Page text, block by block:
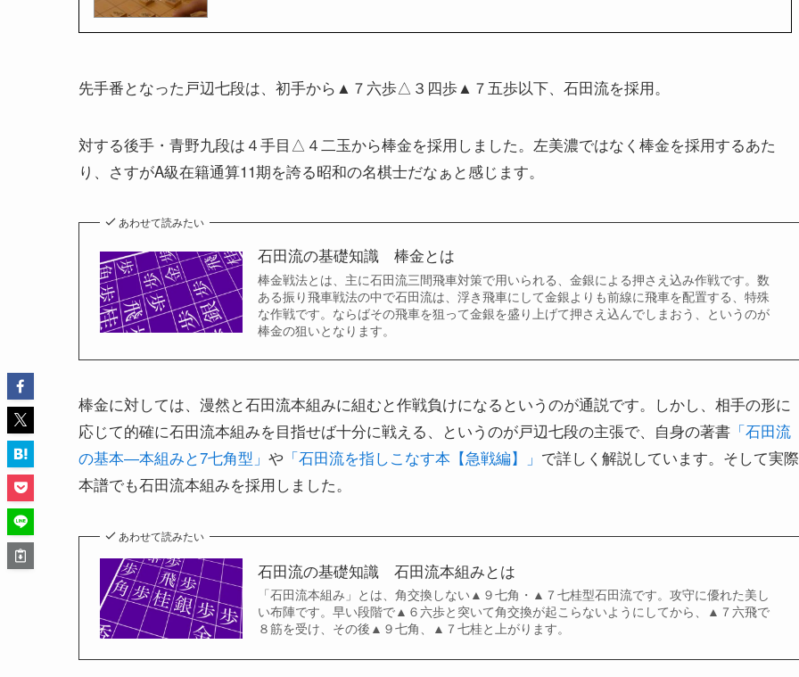
先手番となった戸辺七段は、初手から▲７六歩△３四歩▲７五歩以下、石田流を採用。
対する後手・青野九段は４手目△４二玉から棒金を採用しました。左美濃ではなく棒金を採用するあた
り、さすがA級在籍通算11期を誇る昭和の名棋士だなぁと感じます。
あわせて読みたい
石田流の基礎知識 棒金とは
棒金戦法とは、主に石田流三間飛車対策で用いられる、金銀による押さえ込み作戦です。数
ある振り飛車戦法の中で石田流は、浮き飛車にして金銀よりも前線に飛車を配置する、特殊
な作戦です。ならばその飛車を狙って金銀を盛り上げて押さえ込んでしまおう、というのが
棒金の狙いとなります。
棒金に対しては、漫然と石田流本組みに組むと作戦負けになるというのが通説です。しかし、相手の形に
応じて的確に石田流本組みを目指せば十分に戦える、というのが戸辺七段の主張で、自身の著書 「石田流
の基本―本組みと7七角型」 や 「石田流を指しこなす本【急戦編】」 で詳しく解説しています。そして実際
本譜でも石田流本組みを採用しました。
あわせて読みたい
石田流の基礎知識 石田流本組みとは
「石田流本組み」とは、角交換しない▲９七角・▲７七桂型石田流です。攻守に優れた美し
い布陣です。早い段階で▲６六歩と突いて角交換が起こらないようにしてから、▲７六飛で
８筋を受け、その後▲９七角、▲７七桂と上がります。